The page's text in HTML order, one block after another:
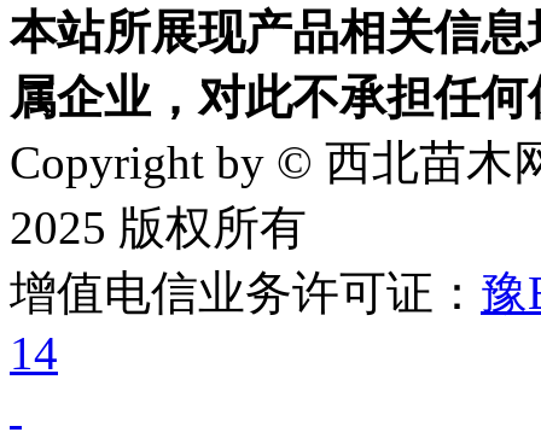
本站所展现产品相关信
属企业，对此不承担任
Copyright by © 西北苗木
2025 版权所有
增值电信业务许可证： 豫
14